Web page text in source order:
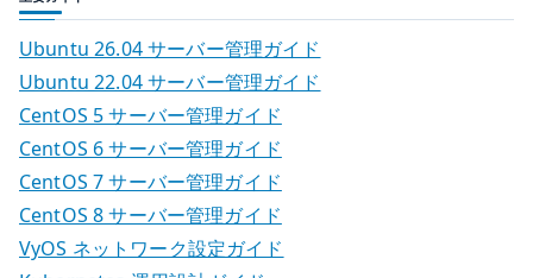
明
書
を
信
す
る
へ
の
ナ
ビ
ゲ
ー
シ
Ubuntu 26.04 サーバー管理ガイド
Ubuntu 22.04 サーバー管理ガイド
CentOS 5 サーバー管理ガイド
CentOS 6 サーバー管理ガイド
CentOS 7 サーバー管理ガイド
CentOS 8 サーバー管理ガイド
VyOS ネットワーク設定ガイド